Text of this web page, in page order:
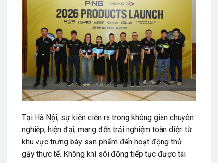
Tại Hà Nội, sự kiện diễn ra trong không gian chuyên
nghiệp, hiện đại, mang đến trải nghiệm toàn diện từ
khu vực trưng bày sản phẩm đến hoạt động thử
gậy thực tế. Không khí sôi động tiếp tục được tái